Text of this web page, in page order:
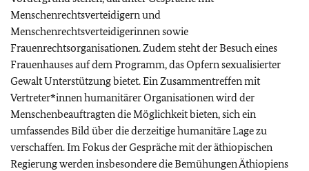
Menschenrechtsverteidigern und
Menschenrechtsverteidigerinnen sowie
Frauenrechtsorganisationen. Zudem steht der Besuch eines
Frauenhauses auf dem Programm, das Opfern sexualisierter
Gewalt Unterstützung bietet. Ein Zusammentreffen mit
Vertreter*innen humanitärer Organisationen wird der
Menschenbeauftragten die Möglichkeit bieten, sich ein
umfassendes Bild über die derzeitige humanitäre Lage zu
verschaffen. Im Fokus der Gespräche mit der äthiopischen
Regierung werden insbesondere die Bemühungen Äthiopiens